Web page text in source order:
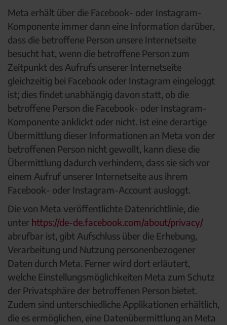
Meta erhält über die Facebook- oder Instagram-
Komponente immer dann eine Information darüber,
dass die betroffene Person unsere Internetseite
besucht hat, wenn die betroffene Person zum
Zeitpunkt des Aufrufs unserer Internetseite
gleichzeitig bei Facebook oder Instagram eingeloggt
ist; dies findet unabhängig davon statt, ob die
betroffene Person die Facebook- oder Instagram-
Komponente anklickt oder nicht. Ist eine derartige
Übermittlung dieser Informationen an Meta von der
betroffenen Person nicht gewollt, kann diese die
Übermittlung dadurch verhindern, dass sie sich vor
einem Aufruf unserer Internetseite aus ihrem
Facebook- oder Instagram-Account ausloggt.
Die von Meta veröffentlichte Datenrichtlinie, die
unter https://de-de.facebook.com/about/privacy/
abrufbar ist, gibt Aufschluss über die Erhebung,
Verarbeitung und Nutzung personenbezogener
Daten durch Meta. Ferner wird dort erläutert,
welche Einstellungsmöglichkeiten Meta zum Schutz
der Privatsphäre der betroffenen Person bietet.
Zudem sind unterschiedliche Applikationen erhältlich,
die es ermöglichen, eine Datenübermittlung an Meta